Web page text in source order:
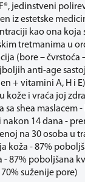
jedinstveni
iz estetske
kao ona koja
tretmanima u
(bore – čvrstoća
anti-age
+ vitamini A, H i
kože i vraća joj
sa shea maslacem
14 dana -
na 30 osoba u
koža - 87%
- 87% poboljšana
suženije pore)